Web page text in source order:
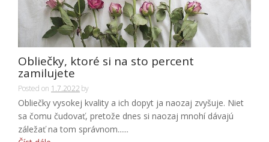
Obliečky, ktoré si na sto percent
zamilujete
Posted on 1.7.2022 by
Obliečky vysokej kvality a ich dopyt ja naozaj zvyšuje. Niet
sa čomu čudovať, pretože dnes si naozaj mnohí dávajú
záležať na tom správnom......